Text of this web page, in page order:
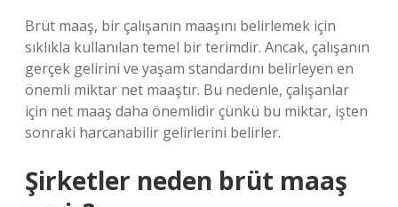
Brüt maaş, bir çalışanın maaşını belirlemek için
sıklıkla kullanılan temel bir terimdir. Ancak, çalışanın
gerçek gelirini ve yaşam standardını belirleyen en
önemli miktar net maaştır. Bu nedenle, çalışanlar
için net maaş daha önemlidir çünkü bu miktar, işten
sonraki harcanabilir gelirlerini belirler.
Şirketler neden brüt maaş